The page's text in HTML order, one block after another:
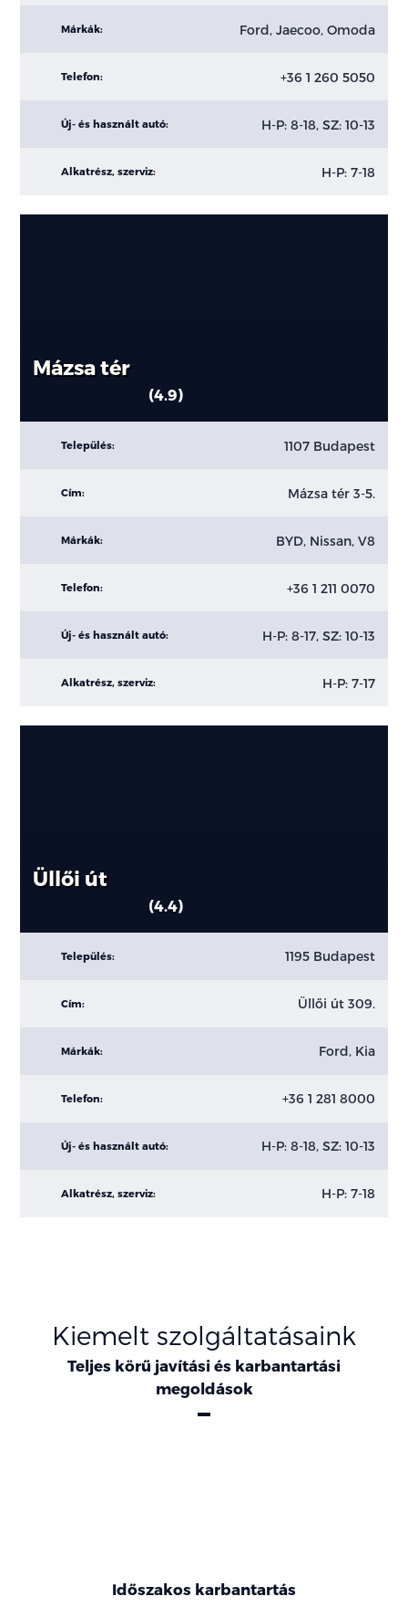
Márkák: Ford, Jaecoo, Omoda
Telefon: +36 1 260 5050
Új- és használt autó: H-P: 8-18, SZ: 10-13
Alkatrész, szerviz: H-P: 7-18
Mázsa tér
4.9
Település: 1107 Budapest
Cím: Mázsa tér 3-5.
Márkák: BYD, Nissan, V8
Telefon: +36 1 211 0070
Új- és használt autó: H-P: 8-17, SZ: 10-13
Alkatrész, szerviz: H-P: 7-17
Üllői út
4.4
Település: 1195 Budapest
Cím: Üllői út 309.
Márkák: Ford, Kia
Telefon: +36 1 281 8000
Új- és használt autó: H-P: 8-18, SZ: 10-13
Alkatrész, szerviz: H-P: 7-18
Kiemelt szolgáltatásaink
Teljes körű javítási és karbantartási
megoldások
Időszakos karbantartás